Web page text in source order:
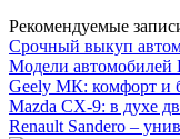
Рекомендуемые
Срочный выкуп
Модели автомобилей
Geely МК: комфорт и
Mazda CX-9: в духе
Renault Sandero –